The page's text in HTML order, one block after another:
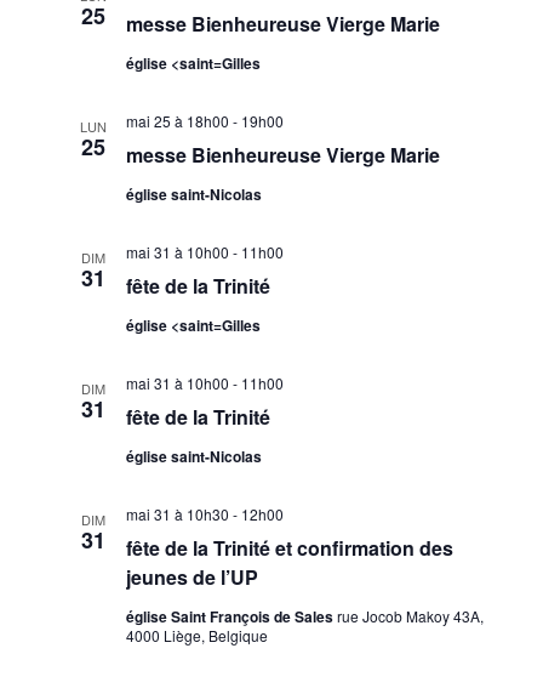
25 messe Bienheureuse Vierge Marie
église <saint=Gilles
LUN
25 messe Bienheureuse Vierge Marie
mai 25 à 18h00 - 19h00
église saint-Nicolas
DIM
31 fête de la Trinité
mai 31 à 10h00 - 11h00
église <saint=Gilles
DIM
31 fête de la Trinité
mai 31 à 10h00 - 11h00
église saint-Nicolas
DIM
31
fête de la Trinité et confirmation des
jeunes de l’UP
mai 31 à 10h30 - 12h00
église Saint François de Salesrue Jocob Makoy 43A,
4000 Liège, Belgique